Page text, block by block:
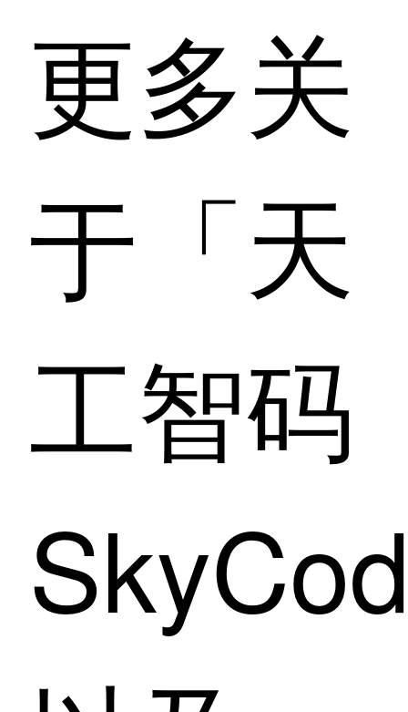
更多关
于「天
工智码